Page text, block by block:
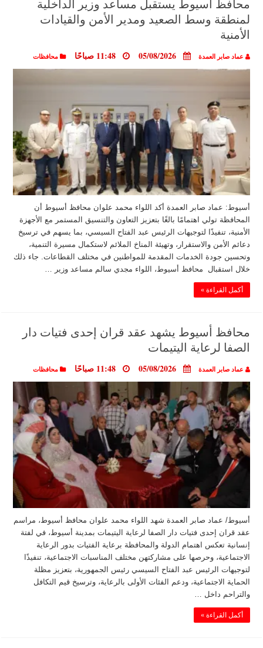
محافظ أسيوط يستقبل مساعد وزير الداخلية
لمنطقة وسط الصعيد ومدير الأمن والقيادات
الأمنية
عماد صابر العمدة 05/08/2026 11:48 صباحًا محافظات
أسيوط: عماد صابر العمدة أكد اللواء محمد علوان محافظ أسيوط أن
المحافظة تولي اهتمامًا بالغًا بتعزيز التعاون والتنسيق المستمر مع الأجهزة
الأمنية، تنفيذًا لتوجيهات الرئيس عبد الفتاح السيسي، بما يسهم في ترسيخ
دعائم الأمن والاستقرار، وتهيئة المناخ الملائم لاستكمال مسيرة التنمية،
وتحسين جودة الخدمات المقدمة للمواطنين في مختلف القطاعات. جاء ذلك
خلال استقبال محافظ أسيوط، اللواء مجدي سالم مساعد وزير …
أكمل القراءة »
محافظ أسيوط يشهد عقد قران إحدى فتيات دار
الصفا لرعاية اليتيمات
عماد صابر العمدة 05/08/2026 11:48 صباحًا محافظات
أسيوط/ عماد صابر العمدة شهد اللواء محمد علوان محافظ أسيوط، مراسم
عقد قران إحدى فتيات دار الصفا لرعاية اليتيمات بمدينة أسيوط، في لفتة
إنسانية تعكس اهتمام الدولة والمحافظة برعاية الفتيات بدور الرعاية
الاجتماعية، وحرصها على مشاركتهن مختلف المناسبات الاجتماعية، تنفيذًا
لتوجيهات الرئيس عبد الفتاح السيسي رئيس الجمهورية، بتعزيز مظلة
الحماية الاجتماعية، ودعم الفئات الأولى بالرعاية، وترسيخ قيم التكافل
والتراحم داخل …
أكمل القراءة »